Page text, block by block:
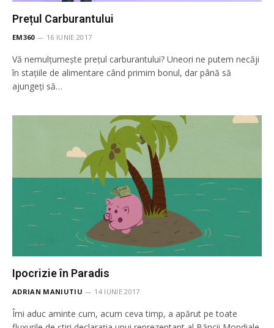
Prețul Carburantului
EM360 16 IUNIE 2017
Vă nemulţumeşte preţul carburantului? Uneori ne putem necăji
în stațiile de alimentare când primim bonul, dar până să
ajungeţi să…
Ipocrizie în Paradis
ADRIAN MANIUTIU 14 IUNIE 2017
Îmi aduc aminte cum, acum ceva timp, a apărut pe toate